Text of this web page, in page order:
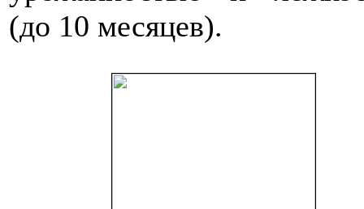
(до 10 месяцев).